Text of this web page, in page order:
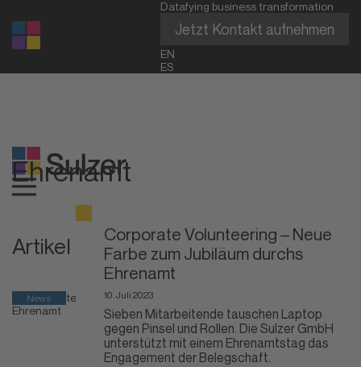
Datafying business transformation
Jetzt Kontakt aufnehmen
EN
ES
Ehrenamt
Artikel über Ehrenamt
News
Corporate Volunteering – Neue
Farbe zum Jubiläum durchs
Ehrenamt
10. Juli 2023
Sieben Mitarbeitende tauschen Laptop
gegen Pinsel und Rollen. Die Sulzer GmbH
unterstützt mit einem Ehrenamtstag das
Engagement der Belegschaft.